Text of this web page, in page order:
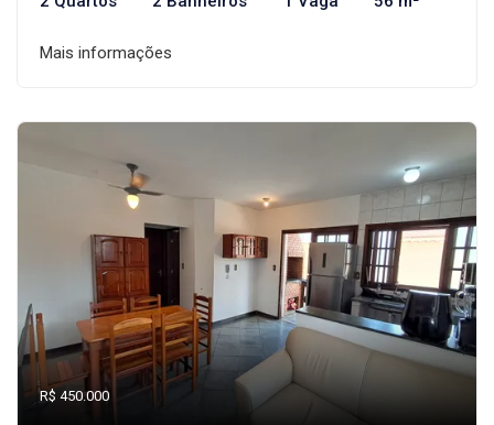
Mais informações
R$ 450.000